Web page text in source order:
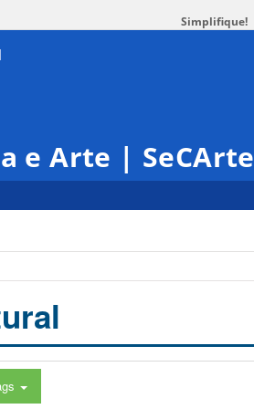
Simplifique!
e Arte | SeCArte